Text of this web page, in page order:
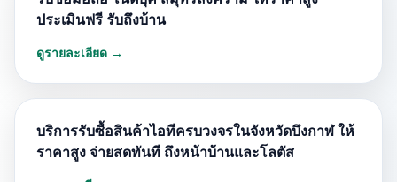
ประเมินฟรี รับถึงบ้าน
ดูรายละเอียด →
บริการรับซื้อสินค้าไอทีครบวงจรในจังหวัดบึงกาฬ ให้
ราคาสูง จ่ายสดทันที ถึงหน้าบ้านและโลตัส